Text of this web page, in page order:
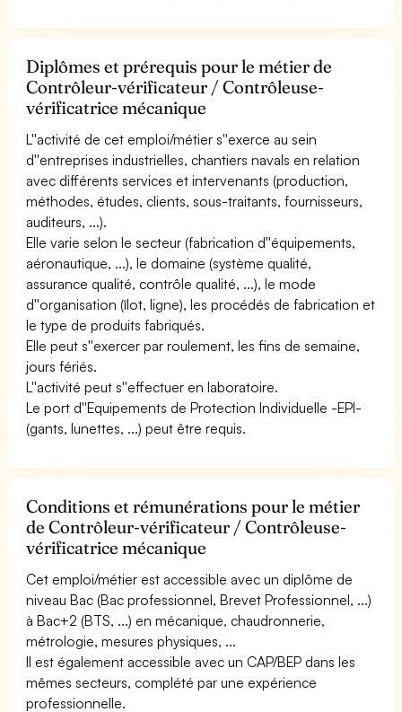
Diplômes et prérequis pour le métier de
Contrôleur-vérificateur / Contrôleuse-
vérificatrice mécanique
L''activité de cet emploi/métier s''exerce au sein
d''entreprises industrielles, chantiers navals en relation
avec différents services et intervenants (production,
méthodes, études, clients, sous-traitants, fournisseurs,
auditeurs, ...).
Elle varie selon le secteur (fabrication d''équipements,
aéronautique, ...), le domaine (système qualité,
assurance qualité, contrôle qualité, ...), le mode
d''organisation (îlot, ligne), les procédés de fabrication et
le type de produits fabriqués.
Elle peut s''exercer par roulement, les fins de semaine,
jours fériés.
L''activité peut s''effectuer en laboratoire.
Le port d''Equipements de Protection Individuelle -EPI-
(gants, lunettes, ...) peut être requis.
Conditions et rémunérations pour le métier
de Contrôleur-vérificateur / Contrôleuse-
vérificatrice mécanique
Cet emploi/métier est accessible avec un diplôme de
niveau Bac (Bac professionnel, Brevet Professionnel, ...)
à Bac+2 (BTS, ...) en mécanique, chaudronnerie,
métrologie, mesures physiques, ...
Il est également accessible avec un CAP/BEP dans les
mêmes secteurs, complété par une expérience
professionnelle.